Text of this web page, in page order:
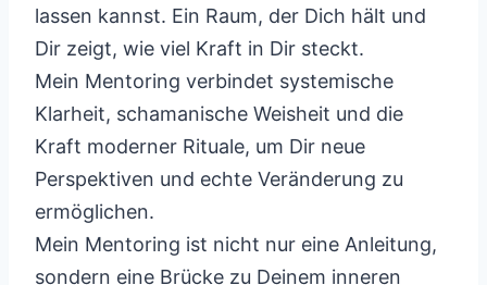
lassen kannst. Ein Raum, der Dich hält und
Dir zeigt, wie viel Kraft in Dir steckt.
Mein Mentoring verbindet systemische
Klarheit, schamanische Weisheit und die
Kraft moderner Rituale, um Dir neue
Perspektiven und echte Veränderung zu
ermöglichen.
Mein Mentoring ist nicht nur eine Anleitung,
sondern eine Brücke zu Deinem inneren